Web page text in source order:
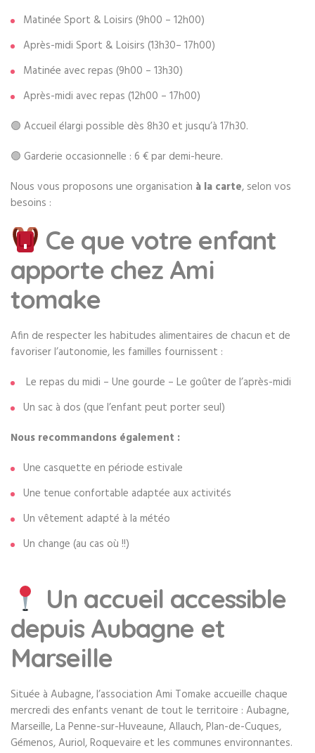
Matinée Sport & Loisirs (9h00 – 12h00)
Après-midi Sport & Loisirs (13h30– 17h00)
Matinée avec repas (9h00 – 13h30)
Après-midi avec repas (12h00 – 17h00)
🟢 Accueil élargi possible dès 8h30 et jusqu’à 17h30.
🟢 Garderie occasionnelle : 6 € par demi-heure.
Nous vous proposons une organisation à la carte, selon vos
besoins :
Ce que votre enfant
apporte chez Ami
tomake
Afin de respecter les habitudes alimentaires de chacun et de
favoriser l’autonomie, les familles fournissent :
Le repas du midi – Une gourde – Le goûter de l’après-midi
Un sac à dos (que l’enfant peut porter seul)
Nous recommandons également :
Une casquette en période estivale
Une tenue confortable adaptée aux activités
Un vêtement adapté à la météo
Un change (au cas où !!)
Un accueil accessible
depuis Aubagne et
Marseille
Située à Aubagne, l’association Ami Tomake accueille chaque
mercredi des enfants venant de tout le territoire : Aubagne,
Marseille, La Penne-sur-Huveaune, Allauch, Plan-de-Cuques,
Gémenos, Auriol, Roquevaire et les communes environnantes.